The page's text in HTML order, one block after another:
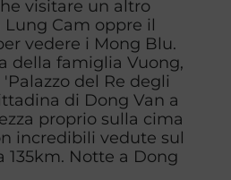
visitare un altro
Lung Cam oppre il
vedere i Mong Blu.
della famiglia Vuong,
del Re degli
di Dong Van a
proprio sulla cima
incredibili vedute sul
135km. Notte a Dong